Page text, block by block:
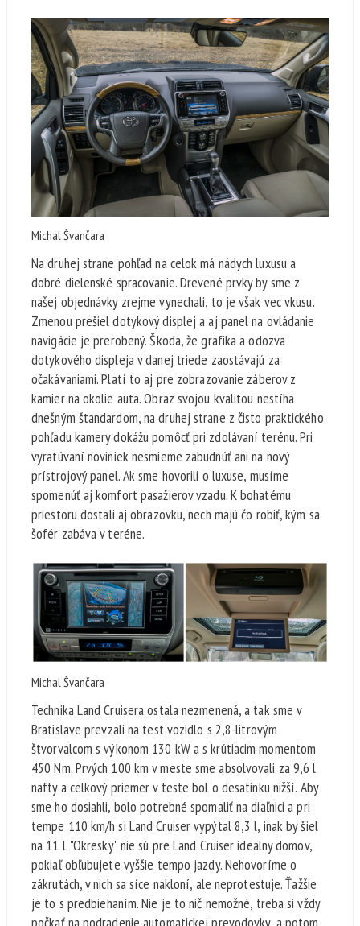
Michal Švančara
Na druhej strane pohľad na celok má nádych luxusu a
dobré dielenské spracovanie. Drevené prvky by sme z
našej objednávky zrejme vynechali, to je však vec vkusu.
Zmenou prešiel dotykový displej a aj panel na ovládanie
navigácie je prerobený. Škoda, že grafika a odozva
dotykového displeja v danej triede zaostávajú za
očakávaniami. Platí to aj pre zobrazovanie záberov z
kamier na okolie auta. Obraz svojou kvalitou nestíha
dnešným štandardom, na druhej strane z čisto praktického
pohľadu kamery dokážu pomôcť pri zdolávaní terénu. Pri
vyratúvaní noviniek nesmieme zabudnúť ani na nový
prístrojový panel. Ak sme hovorili o luxuse, musíme
spomenúť aj komfort pasažierov vzadu. K bohatému
priestoru dostali aj obrazovku, nech majú čo robiť, kým sa
šofér zabáva v teréne.
Michal Švančara
Technika Land Cruisera ostala nezmenená, a tak sme v
Bratislave prevzali na test vozidlo s 2,8-litrovým
štvorvalcom s výkonom 130 kW a s krútiacim momentom
450 Nm. Prvých 100 km v meste sme absolvovali za 9,6 l
nafty a celkový priemer v teste bol o desatinku nižší. Aby
sme ho dosiahli, bolo potrebné spomaliť na diaľnici a pri
tempe 110 km/h si Land Cruiser vypýtal 8,3 l, inak by šiel
na 11 l. "Okresky" nie sú pre Land Cruiser ideálny domov,
pokiaľ obľubujete vyššie tempo jazdy. Nehovoríme o
zákrutách, v nich sa síce nakloní, ale neprotestuje. Ťažšie
je to s predbiehaním. Nie je to nič nemožné, treba si vždy